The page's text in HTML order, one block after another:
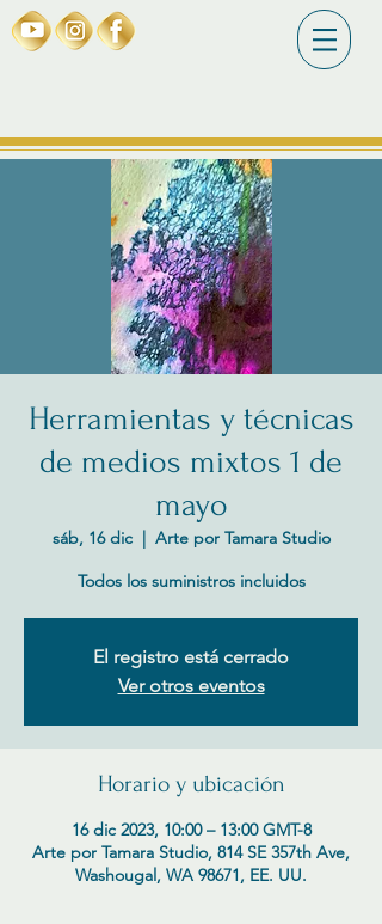
Herramientas y técnicas
de medios mixtos 1 de
mayo
sáb, 16 dic
  |
Arte por Tamara Studio
Todos los suministros incluidos
El registro está cerrado
Ver otros eventos
Horario y ubicación
16 dic 2023, 10:00 – 13:00 GMT-8
Arte por Tamara Studio, 814 SE 357th Ave,
Washougal, WA 98671, EE. UU.